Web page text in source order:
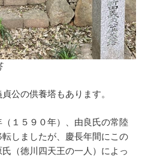
の供養塔もあります。
１５９０年）、由良氏の常陸
しましたが、慶長年間にこの
（徳川四天王の一人）によっ